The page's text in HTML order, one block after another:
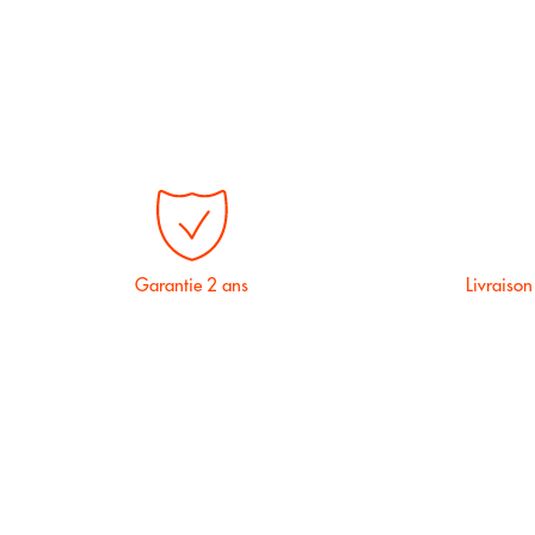
Garantie 2 ans